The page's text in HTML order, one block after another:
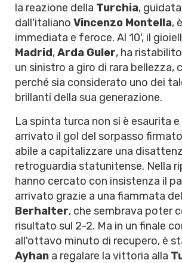
la reazione della Turchia,
dall'italiano Vincenzo Montella,
immediata e feroce. Al 10', il
Madrid,Arda Guler, ha
un sinistro a giro di rara bellezza,
perché sia considerato uno dei
brillanti della sua generazione.
La spinta turca non si è esaurita e
arrivato il gol del sorpasso
abile a capitalizzare una
retroguardia statunitense. Nella
hanno cercato con insistenza il
arrivato grazie a una fiammata
Berhalter, che sembrava poter
risultato sul 2-2. Ma in un finale
all'ottavo minuto di recupero, è
Ayhan a regalare la vittoria alla